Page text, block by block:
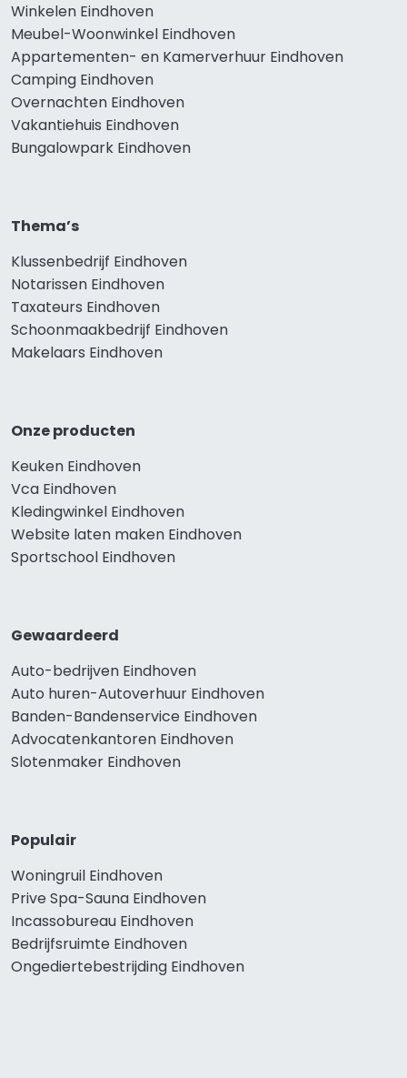
Winkelen Eindhoven
Meubel-Woonwinkel Eindhoven
Appartementen- en Kamerverhuur Eindhoven
Camping Eindhoven
Overnachten Eindhoven
Vakantiehuis Eindhoven
Bungalowpark Eindhoven
Thema’s
Klussenbedrijf Eindhoven
Notarissen Eindhoven
Taxateurs Eindhoven
Schoonmaakbedrijf Eindhoven
Makelaars Eindhoven
Onze producten
Keuken Eindhoven
Vca Eindhoven
Kledingwinkel Eindhoven
Website laten maken Eindhoven
Sportschool Eindhoven
Gewaardeerd
Auto-bedrijven Eindhoven
Auto huren-Autoverhuur Eindhoven
Banden-Bandenservice Eindhoven
Advocatenkantoren Eindhoven
Slotenmaker Eindhoven
Populair
Woningruil Eindhoven
Prive Spa-Sauna Eindhoven
Incassobureau Eindhoven
Bedrijfsruimte Eindhoven
Ongediertebestrijding Eindhoven